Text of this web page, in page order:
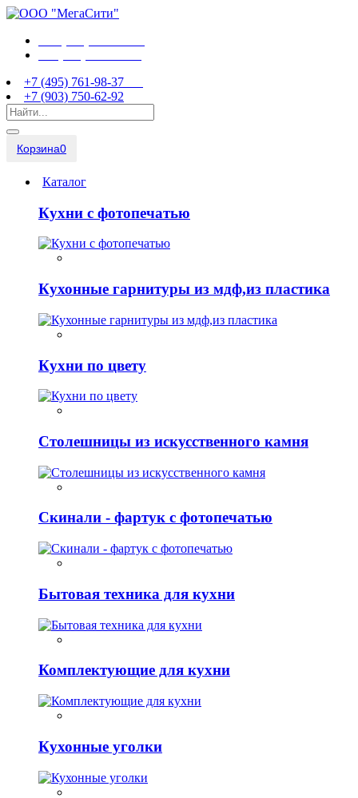
+7 (495) 761-98-37
+7 (903) 750-62-92
Корзина0
Каталог
Кухни с фотопечатью
Кухонные гарнитуры из мдф,из пластика
Кухни по цвету
Столешницы из искусственного камня
Скинали - фартук с фотопечатью
Бытовая техника для кухни
Комплектующие для кухни
Кухонные уголки